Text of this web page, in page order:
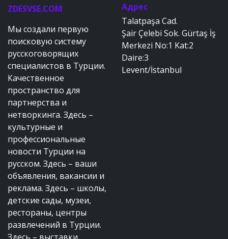
ZDESVSE.COM
Мы создали первую
поисковую систему
русскоговорящих
специалистов в Турции.
Качественное
пространство для
партнерства и
нетворкинга. Здесь –
культурные и
профессиональные
новости Турции на
русском. Здесь – ваши
объявления, вакансии и
реклама. Здесь – школы,
детские сады, музеи,
рестораны, центры
развлечений в Турции.
Адрес
Talatpaşa Cad.
Şair Çelebi Sok. Gürtaş İş
Merkezi No:1 Kat:2
Daire:3
Levent/İstanbul